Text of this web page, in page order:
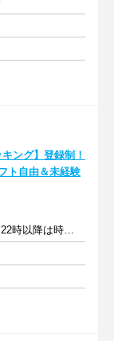
ング】登録制！
ト自由＆未経験
時給1200円＋交通費支給 ※22時以降は時給1500円